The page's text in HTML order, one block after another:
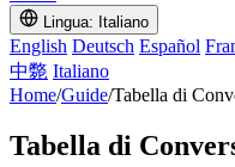
Lingua: Italiano
English Deutsch Español
中斃 Italiano
Home/Guide/Tabella di
Tabella di